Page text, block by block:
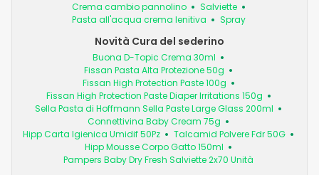
Crema cambio pannolino
Salviette
Pasta all'acqua crema lenitiva
Spray
Novità Cura del sederino
Buona D-Topic Crema 30ml
Fissan Pasta Alta Protezione 50g
Fissan High Protection Paste 100g
Fissan High Protection Paste Diaper Irritations 150g
Sella Pasta di Hoffmann Sella Paste Large Glass 200ml
Connettivina Baby Cream 75g
Hipp Carta Igienica Umidif 50Pz
Talcamid Polvere Fdr 50G
Hipp Mousse Corpo Gatto 150ml
Pampers Baby Dry Fresh Salviette 2x70 Unità